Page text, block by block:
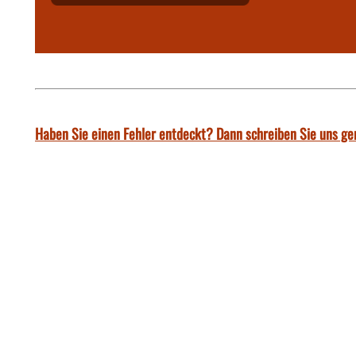
Haben Sie einen Fehler entdeckt? Dann schreiben Sie uns